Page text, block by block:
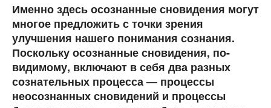
Именно здесь осознанные сновидения могут
многое предложить с точки зрения
улучшения нашего понимания сознания.
Поскольку осознанные сновидения, по-
видимому, включают в себя два разных
сознательных процесса — процессы
неосознанных сновидений и процессы